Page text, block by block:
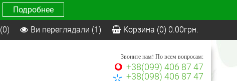
Подробнее
(0) Ви переглядали (1) Корзина (0) 0.00грн.
Звоните нам! По всем вопросам:
+38(099) 406 87 47
+38(098) 406 87 47